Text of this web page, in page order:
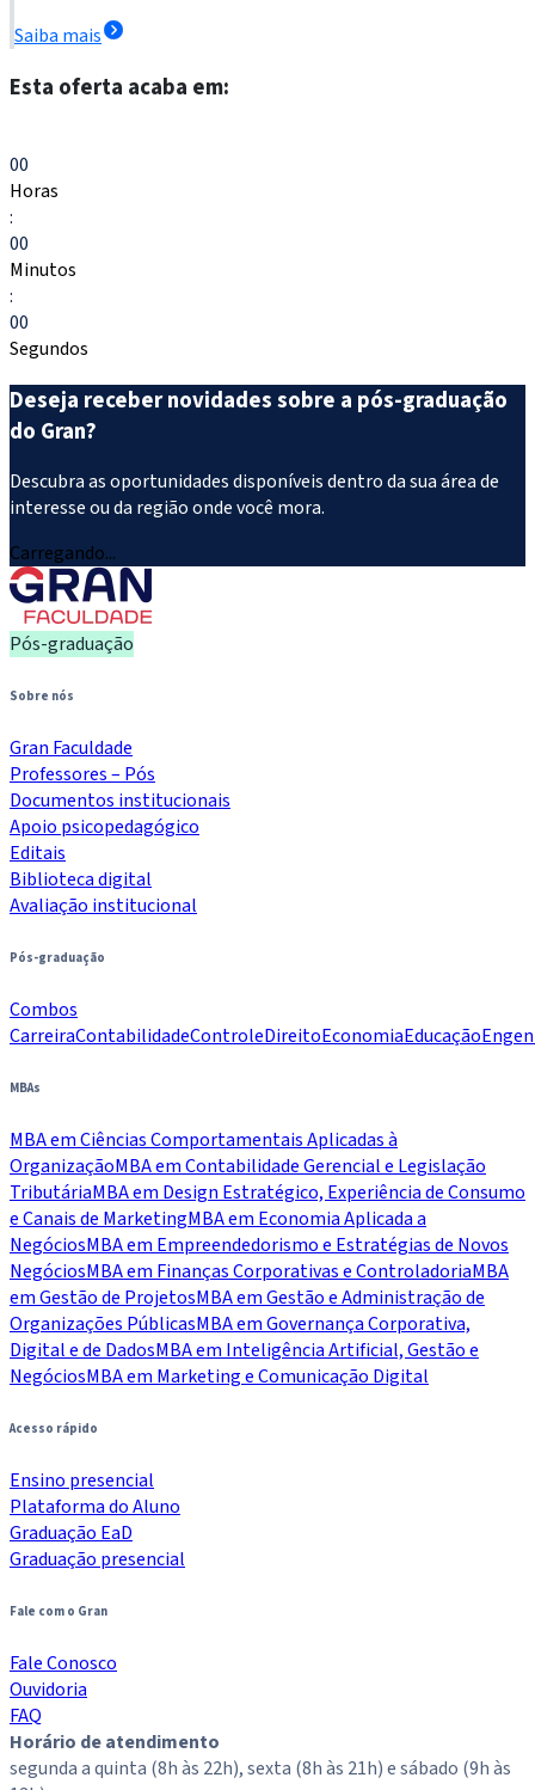
Saiba mais
Esta oferta acaba em:
00
Horas
:
00
Minutos
:
00
Segundos
Deseja receber novidades sobre a pós-graduação
do Gran?
Descubra as oportunidades disponíveis dentro da sua área de
interesse ou da região onde você mora.
Carregando...
Pós-graduação
Sobre nós
Gran Faculdade
Professores – Pós
Documentos institucionais
Apoio psicopedagógico
Editais
Biblioteca digital
Avaliação institucional
Pós-graduação
Combos
CarreiraContabilidadeControleDireitoEconomiaEducação
MBAs
MBA em Ciências Comportamentais Aplicadas à
OrganizaçãoMBA em Contabilidade Gerencial e Legislação
TributáriaMBA em Design Estratégico, Experiência de Consumo
e Canais de MarketingMBA em Economia Aplicada a
NegóciosMBA em Empreendedorismo e Estratégias de Novos
NegóciosMBA em Finanças Corporativas e ControladoriaMBA
em Gestão de ProjetosMBA em Gestão e Administração de
Organizações PúblicasMBA em Governança Corporativa,
Digital e de DadosMBA em Inteligência Artificial, Gestão e
NegóciosMBA em Marketing e Comunicação Digital
Acesso rápido
Ensino presencial
Plataforma do Aluno
Graduação EaD
Graduação presencial
Fale com o Gran
Fale Conosco
Ouvidoria
FAQ
Horário de atendimento
segunda a quinta (8h às 22h), sexta (8h às 21h) e sábado (9h às